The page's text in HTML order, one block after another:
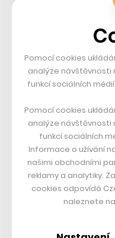
nám bude generovat
Schovanec. S novým
pravděpodobné, že se
Pomocí cookies
analýze návštěvnosti
funkcí sociálních
Pomocí cookies
analýze návštěvnosti
funkcí sociálních
Informace o užívání
našimi obchodními
reklamy a analytiky.
cookies odpovídá
naleznete